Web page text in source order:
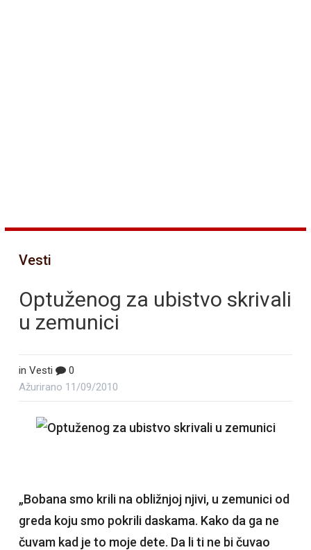
Vesti
Optuženog za ubistvo skrivali
u zemunici
in Vesti
0
Ažurirano 11/09/2010
„Bobana smo krili na obližnjoj njivi, u zemunici od
greda koju smo pokrili daskama. Kako da ga ne
čuvam kad je to moje dete. Da li ti ne bi čuvao